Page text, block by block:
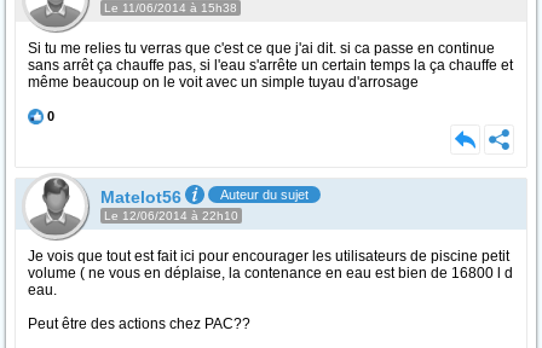
Le 11/06/2014 à 15h38
Si tu me relies tu verras que c'est ce que j'ai dit. si ca passe en continue
sans arrêt ça chauffe pas, si l'eau s'arrête un certain temps la ça chauffe et
même beaucoup on le voit avec un simple tuyau d'arrosage
0
Matelot56 Auteur du sujet
Le 12/06/2014 à 22h10
Je vois que tout est fait ici pour encourager les utilisateurs de piscine petit
volume ( ne vous en déplaise, la contenance en eau est bien de 16800 l d
eau.
Peut être des actions chez PAC??